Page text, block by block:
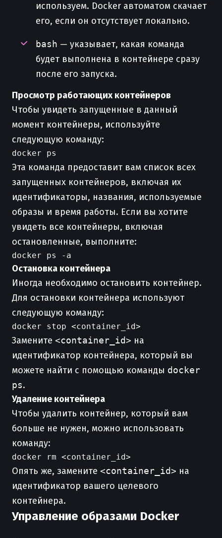
используем. Docker автоматом скачает
его, если он отсутствует локально.
bash — указывает, какая команда
будет выполнена в контейнере сразу
после его запуска.
Просмотр работающих контейнеров
Чтобы увидеть запущенные в данный
момент контейнеры, используйте
следующую команду:
Эта команда предоставит вам список всех
запущенных контейнеров, включая их
идентификаторы, названия, используемые
образы и время работы. Если вы хотите
увидеть все контейнеры, включая
остановленные, выполните:
Остановка контейнера
Иногда необходимо остановить контейнер.
Для остановки контейнера используют
следующую команду:
Замените <container_id> на
идентификатор контейнера, который вы
можете найти с помощью команды docker
ps.
Удаление контейнера
Чтобы удалить контейнер, который вам
больше не нужен, можно использовать
команду:
Опять же, замените <container_id> на
идентификатор вашего целевого
контейнера.
Управление образами Docker